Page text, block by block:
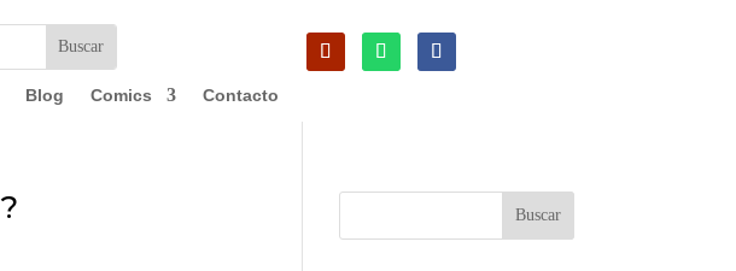
Blog Comics Contacto
Buscar